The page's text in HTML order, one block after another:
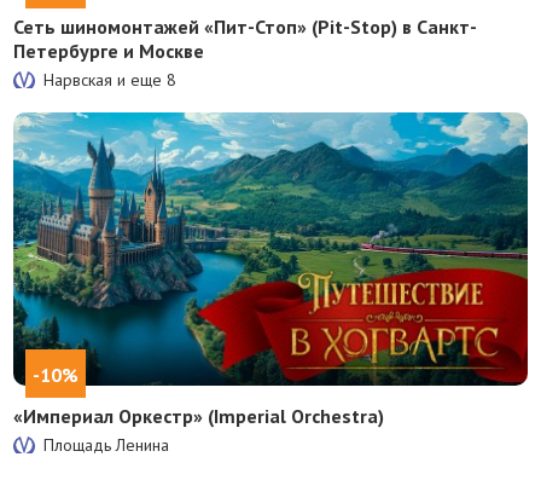
Сеть шиномонтажей «Пит-Стоп» (Pit-Stop) в Санкт-
Петербурге и Москве
Нарвская и еще8
-10%
«Империал Оркестр» (Imperial Orchestra)
Площадь Ленина